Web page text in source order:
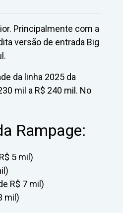
Principalmente com a
versão de entrada Big
da linha 2025 da
mil a R$ 240 mil. No
Rampage:
5 mil)
R$ 7 mil)
mil)